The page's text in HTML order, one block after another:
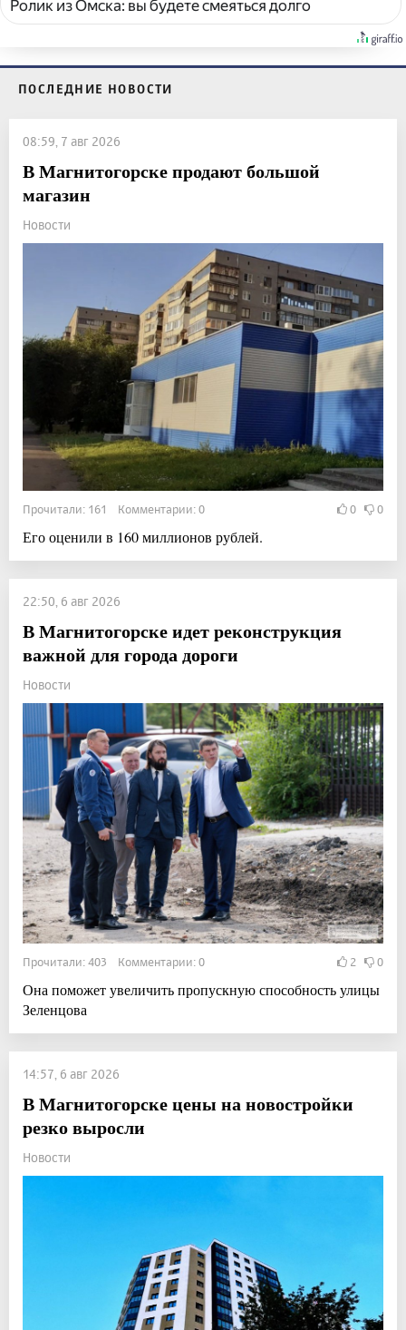
Ролик из Омска: вы будете смеяться долго
ПОСЛЕДНИЕ НОВОСТИ
08:59, 7 авг 2026
В Магнитогорске продают большой
магазин
Новости
Прочитали: 161 Комментарии: 0 0 0
Его оценили в 160 миллионов рублей.
22:50, 6 авг 2026
В Магнитогорске идет реконструкция
важной для города дороги
Новости
Прочитали: 403 Комментарии: 0 2 0
Она поможет увеличить пропускную способность улицы
Зеленцова
14:57, 6 авг 2026
В Магнитогорске цены на новостройки
резко выросли
Новости